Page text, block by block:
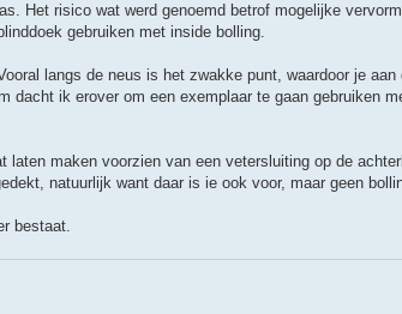
Het risico wat werd genoemd betrof mogelijke
gebruiken met inside bolling.
langs de neus is het zwakke punt, waardoor je
ik erover om een exemplaar te gaan gebruiken
maken voorzien van een vetersluiting op de
natuurlijk want daar is ie ook voor, maar geen
bestaat.